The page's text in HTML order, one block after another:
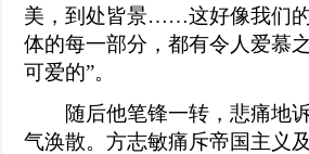
美，到处皆景……这好像我们
体的每一部分，都有令人爱慕
可爱的”。
随后他笔锋一转，悲痛地
气涣散。方志敏痛斥帝国主义